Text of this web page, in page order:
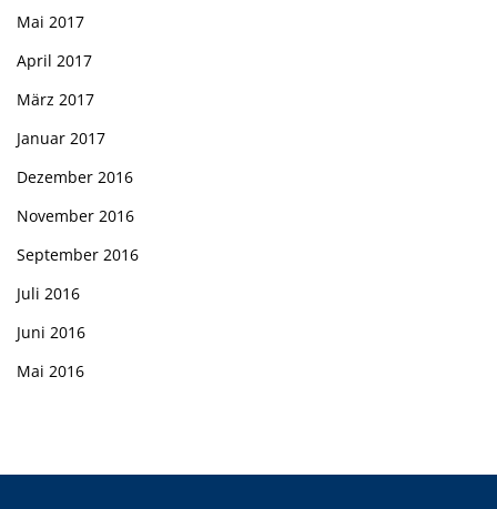
Mai 2017
April 2017
März 2017
Januar 2017
Dezember 2016
November 2016
September 2016
Juli 2016
Juni 2016
Mai 2016